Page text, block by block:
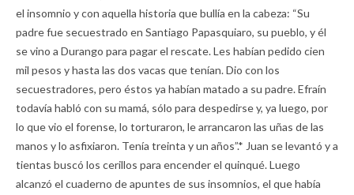
el insomnio y con aquella historia que bullía en la cabeza: “Su
padre fue secuestrado en Santiago Papasquiaro, su pueblo, y él
se vino a Durango para pagar el rescate. Les habían pedido cien
mil pesos y hasta las dos vacas que tenían. Dio con los
secuestradores, pero éstos ya habían matado a su padre. Efraín
todavía habló con su mamá, sólo para despedirse y, ya luego, por
lo que vio el forense, lo torturaron, le arrancaron las uñas de las
manos y lo asfixiaron. Tenía treinta y un años”.* Juan se levantó y a
tientas buscó los cerillos para encender el quinqué. Luego
alcanzó el cuaderno de apuntes de sus insomnios, el que había